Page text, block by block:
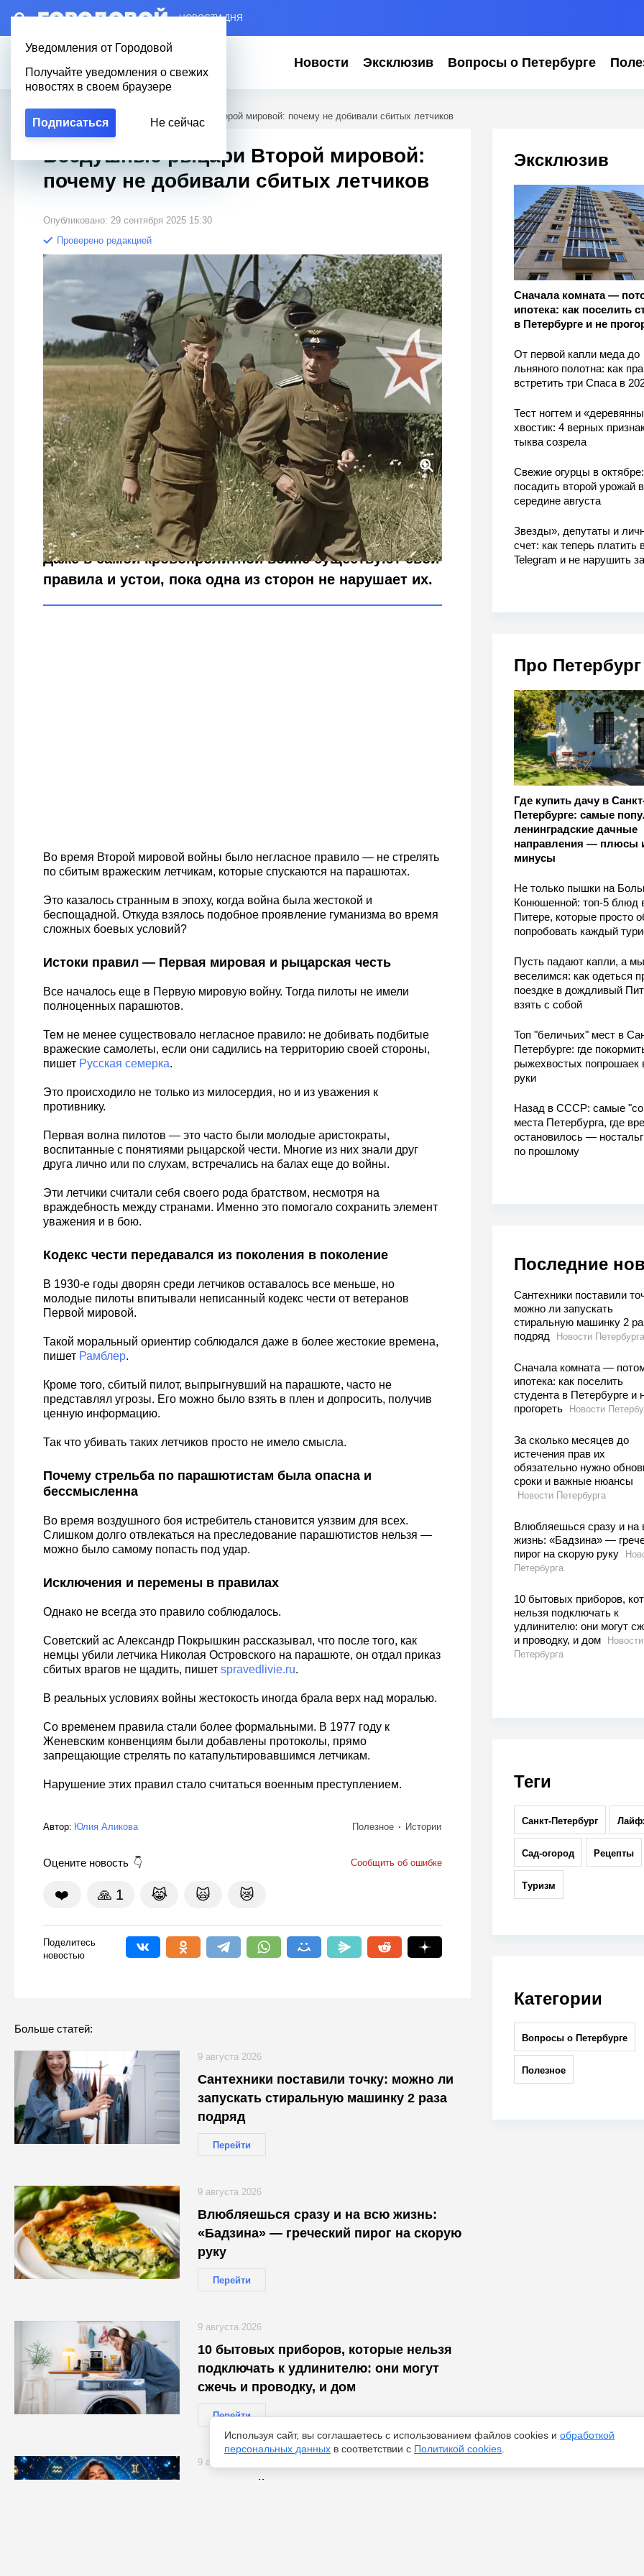
– НОВОСТИ ДНЯ
Уведомления от Городовой
Получайте уведомления о свежих
новостях в своем браузере
Подписаться Не сейчас
Новости Эксклюзив Вопросы о Петербурге
Городовой Воздушные рыцари Второй мировой: почему не добивали сбитых летчиков
Эксклюзив
Сначала комната —
ипотека: как поселить
в Петербурге и не
От первой капли меда до
льняного полотна: как
встретить три Спаса в
Тест ногтем и
хвостик: 4 верных
тыква созрела
Свежие огурцы в
посадить второй урожай в
середине августа
Звезды», депутаты и
счет: как теперь платить
Telegram и не нарушить
Про Петербург
Где купить дачу в
Петербурге: самые
ленинградские дачные
направления — плюсы
минусы
Не только пышки на
Конюшенной: топ-5 блюд
Питере, которые просто
попробовать каждый
Пусть падают капли, а мы
веселимся: как одеться
поездке в дождливый
взять с собой
Топ "беличьих" мест в
Петербурге: где
рыжехвостых попрошаек
руки
Назад в СССР: самые
места Петербурга, где
остановилось —
по прошлому
Последние
Сантехники поставили
можно ли запускать
стиральную машинку 2
подряд
Новости Петербурга
Сначала комната —
ипотека: как поселить
студента в Петербурге и
прогореть
Новости
За сколько месяцев до
истечения прав их
обязательно нужно
сроки и важные нюансы
Новости Петербурга
Влюбляешься сразу и на
жизнь: «Бадзина» —
пирог на скорую руку
Петербурга
10 бытовых приборов,
нельзя подключать к
удлинителю: они могут
и проводку, и дом
Новости
Петербурга
Теги
Санкт-Петербург
Сад-огород Рецепты
Туризм
Категории
Вопросы о Петербурге
Полезное
Воздушные рыцари Второй мировой:
почему не добивали сбитых летчиков
Опубликовано: 29 сентября 2025 15:30
Проверено редакцией
Воздушные рыцари Второй мировой: почему не добивали сбитых летчиков
Кадр из фильма "Небесный тихоход"
Даже в самой кровопролитной войне существуют свои
правила и устои, пока одна из сторон не нарушает их.
Во время Второй мировой войны было негласное правило — не стрелять
по сбитым вражеским летчикам, которые спускаются на парашютах.
Это казалось странным в эпоху, когда война была жестокой и
беспощадной. Откуда взялось подобное проявление гуманизма во время
сложных боевых условий?
Истоки правил — Первая мировая и рыцарская честь
Все началось еще в Первую мировую войну. Тогда пилоты не имели
полноценных парашютов.
Тем не менее существовало негласное правило: не добивать подбитые
вражеские самолеты, если они садились на территорию своей стороны,
пишет Русская семерка.
Это происходило не только из милосердия, но и из уважения к
противнику.
Первая волна пилотов — это часто были молодые аристократы,
воспитанные с понятиями рыцарской чести. Многие из них знали друг
друга лично или по слухам, встречались на балах еще до войны.
Эти летчики считали себя своего рода братством, несмотря на
враждебность между странами. Именно это помогало сохранить элемент
уважения и в бою.
Кодекс чести передавался из поколения в поколение
В 1930-е годы дворян среди летчиков оставалось все меньше, но
молодые пилоты впитывали неписанный кодекс чести от ветеранов
Первой мировой.
Такой моральный ориентир соблюдался даже в более жестокие времена,
пишет Рамблер.
Кроме того, сбитый пилот, выпрыгнувший на парашюте, часто не
представлял угрозы. Его можно было взять в плен и допросить, получив
ценную информацию.
Так что убивать таких летчиков просто не имело смысла.
Почему стрельба по парашютистам была опасна и
бессмысленна
Во время воздушного боя истребитель становится уязвим для всех.
Слишком долго отвлекаться на преследование парашютистов нельзя —
можно было самому попасть под удар.
Исключения и перемены в правилах
Однако не всегда это правило соблюдалось.
Советский ас Александр Покрышкин рассказывал, что после того, как
немцы убили летчика Николая Островского на парашюте, он отдал приказ
сбитых врагов не щадить, пишет spravedlivie.ru.
В реальных условиях войны жестокость иногда брала верх над моралью.
Со временем правила стали более формальными. В 1977 году к
Женевским конвенциям были добавлены протоколы, прямо
запрещающие стрелять по катапультировавшимся летчикам.
Нарушение этих правил стало считаться военным преступлением.
Автор: Юлия Аликова Полезное Истории
Оцените новость Сообщить об ошибке
❤️ 🙏 1 😹 🙀 😿
Поделитесь
новостью
Больше статей:
Сантехники поставили точку: можно ли
запускать стиральную машинку 2 раза
подряд
Перейти
9 августа 2026
Влюбляешься сразу и на всю жизнь:
«Бадзина» — греческий пирог на скорую
руку
Перейти
9 августа 2026
10 бытовых приборов, которые нельзя
подключать к удлинителю: они могут
сжечь и проводку, и дом
Перейти
9 августа 2026
9 августа 2026
Используя сайт, вы соглашаетесь с использованием файлов cookies и обработкой
персональных данных в соответствии с Политикой cookies